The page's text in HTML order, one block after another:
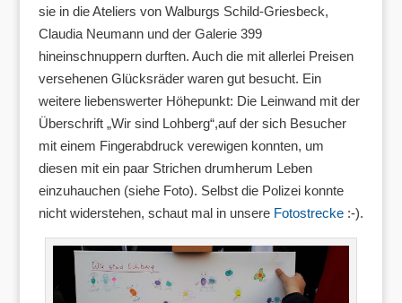
sie in die Ateliers von Walburgs Schild-Griesbeck,
Claudia Neumann und der Galerie 399
hineinschnuppern durften. Auch die mit allerlei Preisen
versehenen Glücksräder waren gut besucht. Ein
weitere liebenswerter Höhepunkt: Die Leinwand mit der
Überschrift „Wir sind Lohberg“,auf der sich Besucher
mit einem Fingerabdruck verewigen konnten, um
diesen mit ein paar Strichen drumherum Leben
einzuhauchen (siehe Foto). Selbst die Polizei konnte
nicht widerstehen, schaut mal in unsere Fotostrecke:-).